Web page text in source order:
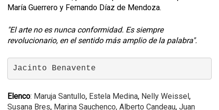
María Guerrero y Fernando Díaz de Mendoza.
"El arte no es nunca conformidad. Es siempre
revolucionario, en el sentido más amplio de la palabra".
Jacinto Benavente
Elenco: Maruja Santullo, Estela Medina, Nelly Weissel,
Susana Bres, Marina Sauchenco, Alberto Candeau, Juan